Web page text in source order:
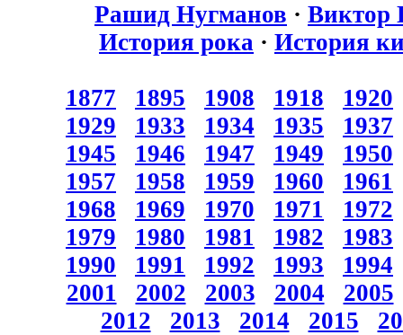
Рашид Нугманов · Виктор
История рока · История
1877 1895 1908 1918
1920
1929
1933 1934 1935
1937
1945
1946 1947 1949
1950
1957
1958 1959 1960
1961
1968
1969 1970 1971
1972
1979
1980 1981 1982
1983
1990
1991 1992 1993
1994
2001
2002 2003 2004
2005
2012
2013 2014 2015